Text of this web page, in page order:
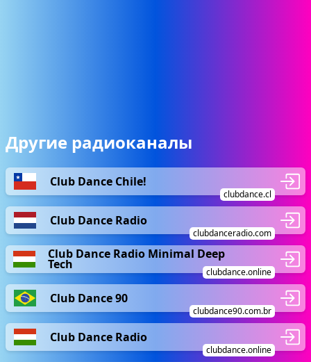
Другие радиоканалы
Club Dance Chile!
clubdance.cl
Club Dance Radio
clubdanceradio.com
Club Dance Radio Minimal Deep
Tech
clubdance.online
Club Dance 90
clubdance90.com.br
Club Dance Radio
clubdance.online